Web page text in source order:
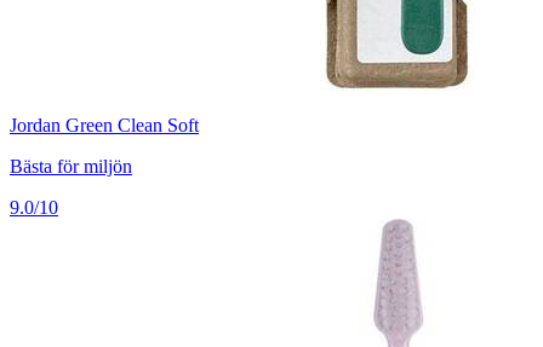
Jordan Green Clean Soft
Bästa för miljön
9.0/10